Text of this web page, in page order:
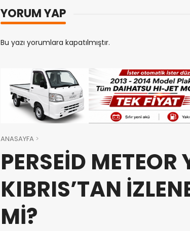
YORUM YAP
Bu yazı yorumlara kapatılmıştır.
ANASAYFA
PERSEİD
KIBRIS’TAN
Mİ?